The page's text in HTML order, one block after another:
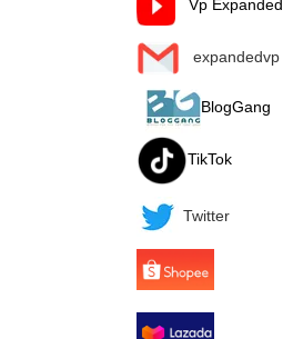
Vp Expanded
expandedvp
BlogGang
TikTok
Twitter